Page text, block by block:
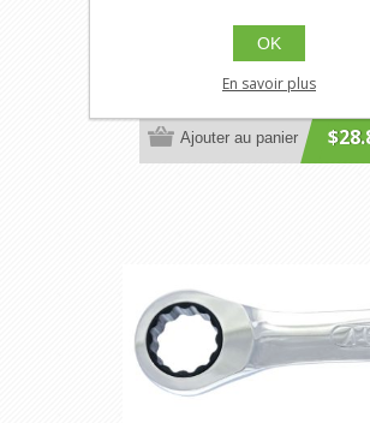
JT-701105
Clé combinée à cliquet de 1/2 po
Ajouter au panier
OK
En savoir plus